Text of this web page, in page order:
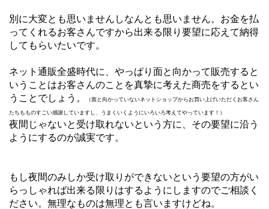
別に大変とも思いませんしなんとも思いません。お金を払
ってくれるお客さんですから出来る限り要望に応えて納得
してもらいたいです。
ネット通販全盛時代に、やっぱり面と向かって販売すると
いうことはお客さんのことを真摯に考えた商売をするとい
うことでしょう。
（面と向かっていないネットショップからお買い上げいただくお客さん
たちもものすごい感謝していますし、うまくいくようにいろいろ考えてやっています！）
夜間じゃないと受け取れないという方に、その要望に沿う
ようにするのが誠実です。
もし夜間のみしか受け取りができないという要望の方がい
らっしゃれば出来る限りはするようにしますのでご相談く
ださい。無理なものは無理とも言いますけどね。